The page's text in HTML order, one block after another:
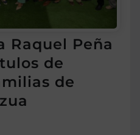
Raquel Peña
de
de